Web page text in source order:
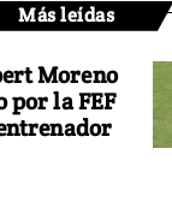
Más leídas
Moreno
por la FEF